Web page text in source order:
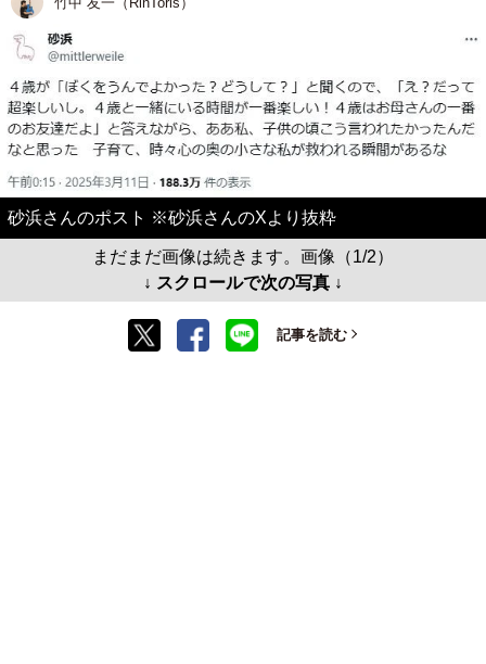
砂浜さんのポスト ※砂浜さんのXより抜粋
まだまだ画像は続きます。画像（1/2）
↓ スクロールで次の写真 ↓
記事を読む